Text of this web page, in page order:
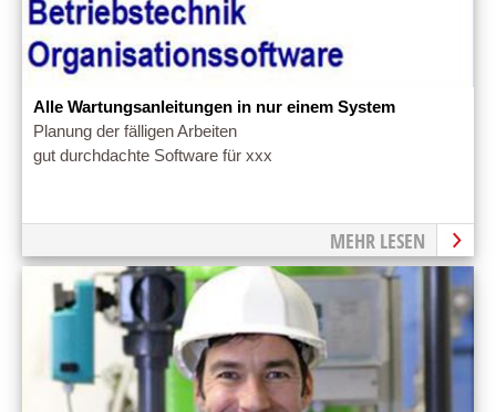
Alle Wartungsanleitungen in nur einem System
Planung der fälligen Arbeiten
gut durchdachte Software für xxx
MEHR LESEN